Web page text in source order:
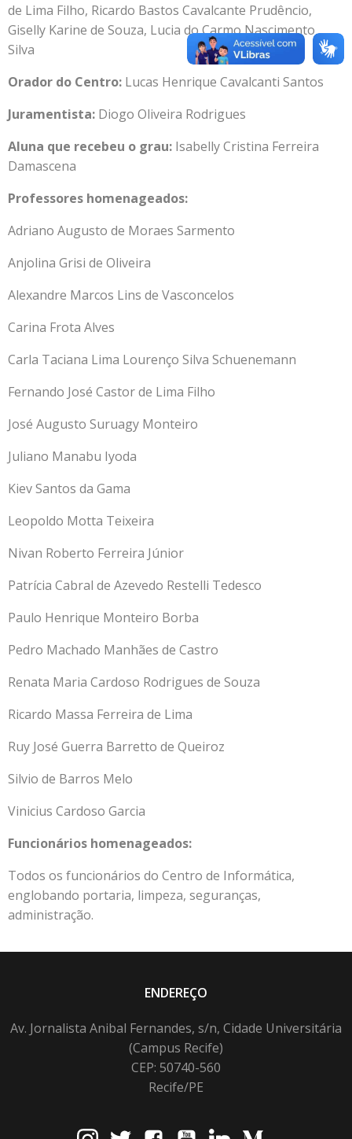
de Lima Filho, Ricardo Bastos Cavalcante Prudêncio,
Giselly Karine de Souza, Lucia do Carmo Nascimento
Silva
Orador do Centro: Lucas Henrique Cavalcanti Santos
Juramentista: Diogo Oliveira Rodrigues
Aluna que recebeu o grau: Isabelly Cristina Ferreira
Damascena
Professores homenageados:
Adriano Augusto de Moraes Sarmento
Anjolina Grisi de Oliveira
Alexandre Marcos Lins de Vasconcelos
Carina Frota Alves
Carla Taciana Lima Lourenço Silva Schuenemann
Fernando José Castor de Lima Filho
José Augusto Suruagy Monteiro
Juliano Manabu Iyoda
Kiev Santos da Gama
Leopoldo Motta Teixeira
Nivan Roberto Ferreira Júnior
Patrícia Cabral de Azevedo Restelli Tedesco
Paulo Henrique Monteiro Borba
Pedro Machado Manhães de Castro
Renata Maria Cardoso Rodrigues de Souza
Ricardo Massa Ferreira de Lima
Ruy José Guerra Barretto de Queiroz
Silvio de Barros Melo
Vinicius Cardoso Garcia
Funcionários homenageados:
Todos os funcionários do Centro de Informática,
englobando portaria, limpeza, seguranças,
administração.
ENDEREÇO
Av. Jornalista Anibal Fernandes, s/n, Cidade Universitária
(Campus Recife)
CEP: 50740-560
Recife/PE